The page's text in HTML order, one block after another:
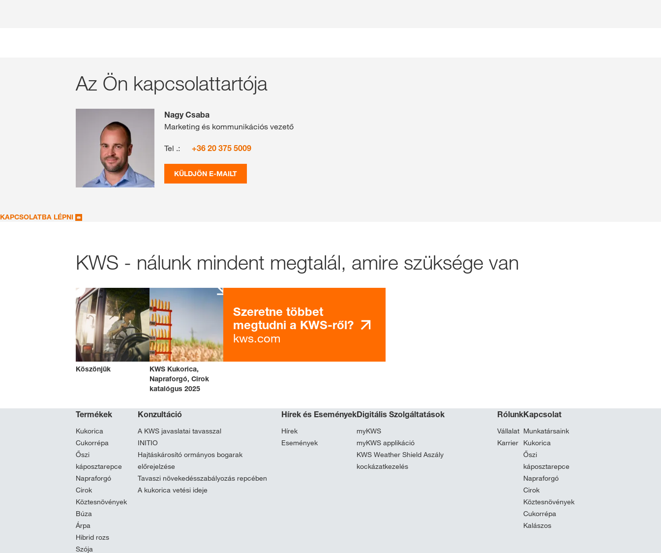
Az Ön kapcsolattartója
Nagy Csaba
Marketing és kommunikációs vezető
Tel .: +36 20 375 5009
KÜLDJÖN E-MAILT
KAPCSOLATBA LÉPNI
KWS - nálunk mindent megtalál, amire szüksége van
Köszönjük
KWS Kukorica,
Napraforgó, Cirok
katalógus 2025
Szeretne többet
megtudni a KWS-ről?
kws.com
Termékek
Kukorica
Cukorrépa
Őszi
káposztarepce
Napraforgó
Cirok
Köztesnövények
Búza
Árpa
Hibrid rozs
Szója
Konzultáció
A KWS javaslatai tavasszal
INITIO
Hajtáskárosító ormányos bogarak
előrejelzése
Tavaszi növekedésszabályozás repcében
A kukorica vetési ideje
Hírek és Események
Hírek
Események
Digitális Szolgáltatások
myKWS
myKWS applikáció
KWS Weather Shield Aszály
kockázatkezelés
Rólunk
Vállalat
Karrier
Kapcsolat
Munkatársaink
Kukorica
Őszi
káposztarepce
Napraforgó
Cirok
Köztesnövények
Cukorrépa
Kalászos